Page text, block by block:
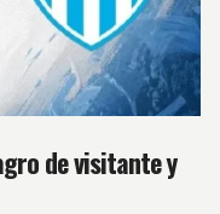
de visitante y